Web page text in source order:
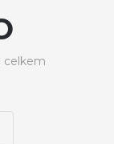
celkem